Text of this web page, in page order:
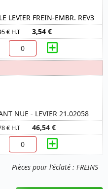
Pièces pour l'éclaté : FREINS
LEVIER FREIN-EMBR. REV3
€ H.T 3,54 €
NUE - LEVIER 21.02058
€ H.T 46,54 €